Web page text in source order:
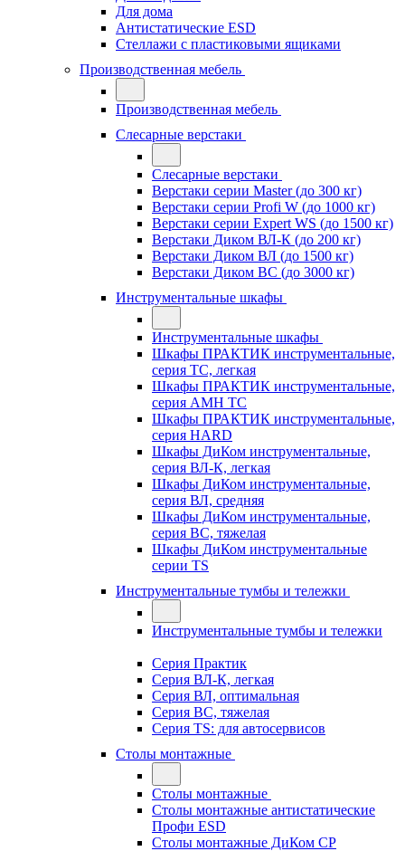
Для дома
Антистатические ESD
Стеллажи с пластиковыми ящиками
Производственная мебель
Производственная мебель
Слесарные верстаки
Слесарные верстаки
Верстаки серии Master (до 300 кг)
Верстаки серии Profi W (до 1000 кг)
Верстаки серии Expert WS (до 1500 кг)
Верстаки Диком ВЛ-К (до 200 кг)
Верстаки Диком ВЛ (до 1500 кг)
Верстаки Диком ВС (до 3000 кг)
Инструментальные шкафы
Инструментальные шкафы
Шкафы ПРАКТИК инструментальные,
серия TC, легкая
Шкафы ПРАКТИК инструментальные,
серия AMH TC
Шкафы ПРАКТИК инструментальные,
серия HARD
Шкафы ДиКом инструментальные,
cерия ВЛ-К, легкая
Шкафы ДиКом инструментальные,
серия ВЛ, средняя
Шкафы ДиКом инструментальные,
серия ВС, тяжелая
Шкафы ДиКом инструментальные
серии TS
Инструментальные тумбы и тележки
Инструментальные тумбы и тележки
Серия Практик
Серия ВЛ-К, легкая
Серия ВЛ, оптимальная
Серия ВС, тяжелая
Серия TS: для автосервисов
Столы монтажные
Столы монтажные
Столы монтажные антистатические
Профи ESD
Столы монтажные ДиКом СР